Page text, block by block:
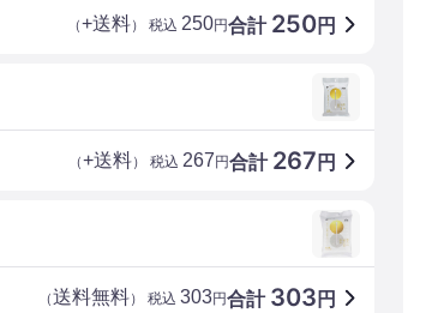
合計 250円
（+送料） 税込 250円
合計 267 円
（+送料） 税込 267円
合計 303 円
（送料無料） 税込 303円